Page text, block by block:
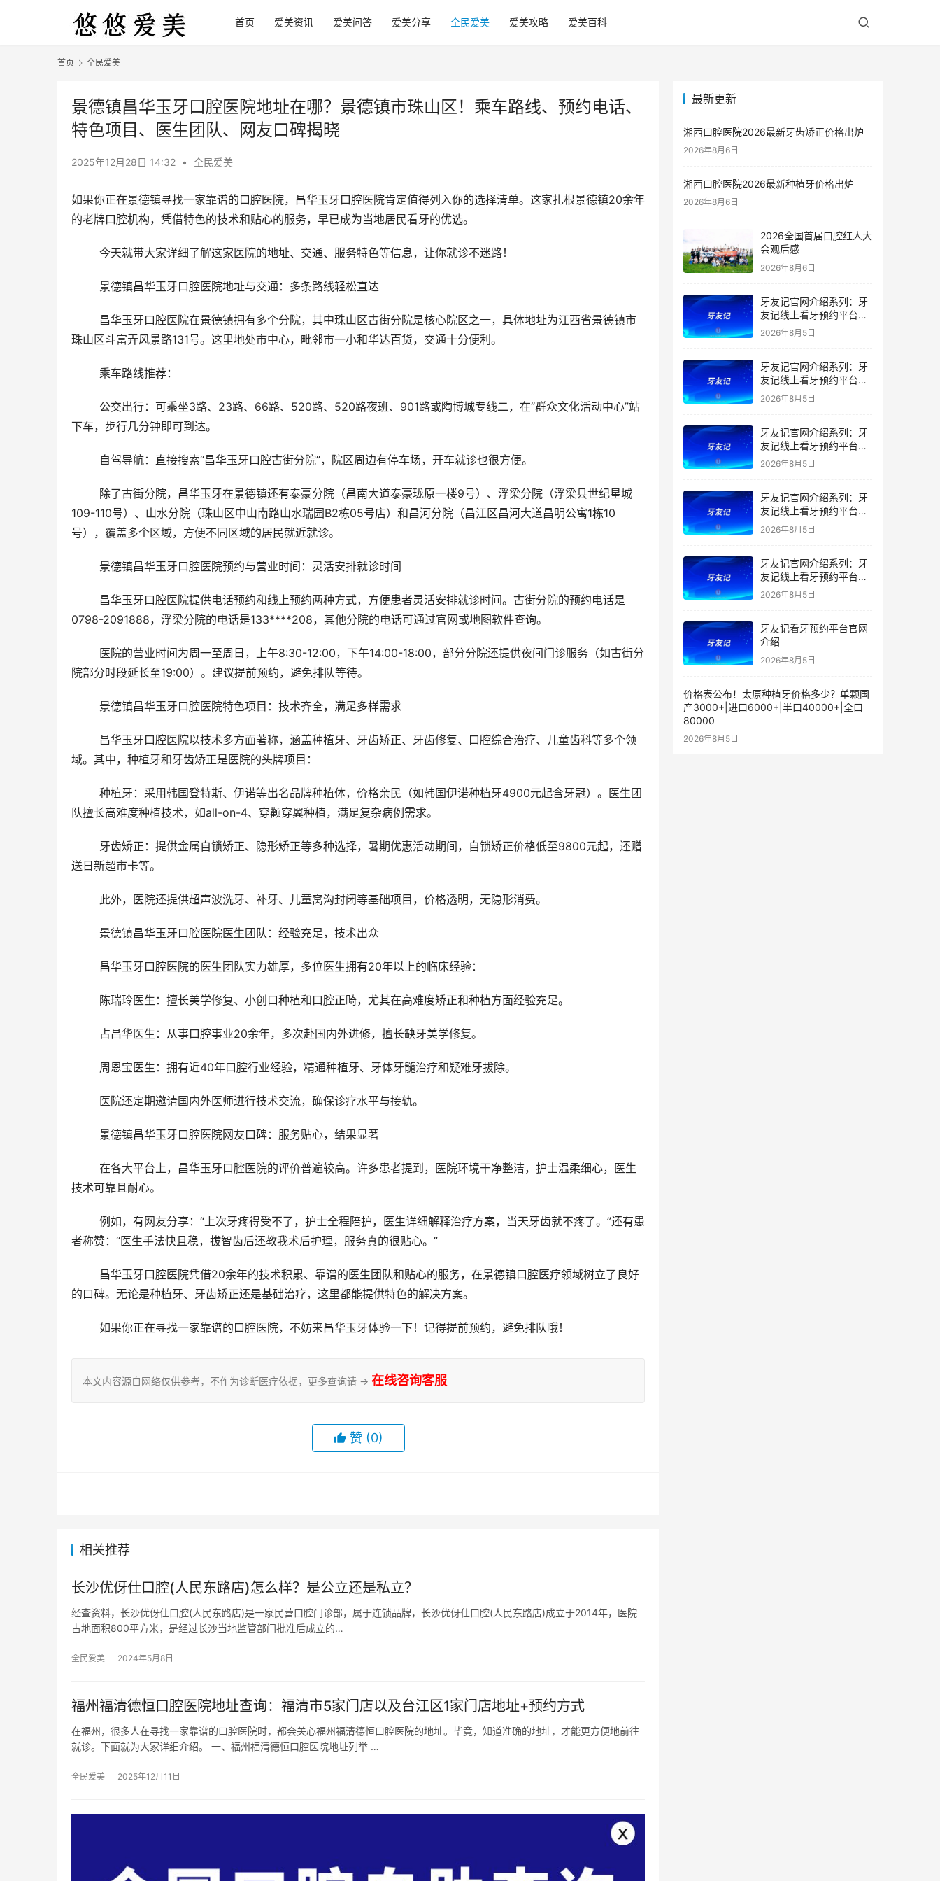
首页 爱美资讯 爱美问答 爱美分享 全民爱美 爱美攻略 爱美百科
首页 全民爱美
景德镇昌华玉牙口腔医院地址在哪？景德镇市珠山区！乘车路线、预约电话、
特色项目、医生团队、网友口碑揭晓
2025年12月28日 14:32 • 全民爱美
如果你正在景德镇寻找一家靠谱的口腔医院，昌华玉牙口腔医院肯定值得列入你的选择清单。这家扎根景德镇20余年
的老牌口腔机构，凭借特色的技术和贴心的服务，早已成为当地居民看牙的优选。
	今天就带大家详细了解这家医院的地址、交通、服务特色等信息，让你就诊不迷路！
	景德镇昌华玉牙口腔医院地址与交通：多条路线轻松直达
珠山区斗富弄风景路131号。这里地处市中心，毗邻市一小和华达百货，交通十分便利。
	乘车路线推荐：
下车，步行几分钟即可到达。
	自驾导航：直接搜索“昌华玉牙口腔古街分院”，院区周边有停车场，开车就诊也很方便。
109-110号）、山水分院（珠山区中山南路山水瑞园B2栋05号店）和昌河分院（昌江区昌河大道昌明公寓1栋10
号），覆盖多个区域，方便不同区域的居民就近就诊。
	景德镇昌华玉牙口腔医院预约与营业时间：灵活安排就诊时间
0798-2091888，浮梁分院的电话是133****208，其他分院的电话可通过官网或地图软件查询。
院部分时段延长至19:00）。建议提前预约，避免排队等待。
	景德镇昌华玉牙口腔医院特色项目：技术齐全，满足多样需求
域。其中，种植牙和牙齿矫正是医院的头牌项目：
队擅长高难度种植技术，如all-on-4、穿颧穿翼种植，满足复杂病例需求。
送日新超市卡等。
	此外，医院还提供超声波洗牙、补牙、儿童窝沟封闭等基础项目，价格透明，无隐形消费。
	景德镇昌华玉牙口腔医院医生团队：经验充足，技术出众
	昌华玉牙口腔医院的医生团队实力雄厚，多位医生拥有20年以上的临床经验：
	陈瑞玲医生：擅长美学修复、小创口种植和口腔正畸，尤其在高难度矫正和种植方面经验充足。
	占昌华医生：从事口腔事业20余年，多次赴国内外进修，擅长缺牙美学修复。
	周恩宝医生：拥有近40年口腔行业经验，精通种植牙、牙体牙髓治疗和疑难牙拔除。
	医院还定期邀请国内外医师进行技术交流，确保诊疗水平与接轨。
	景德镇昌华玉牙口腔医院网友口碑：服务贴心，结果显著
技术可靠且耐心。
者称赞：“医生手法快且稳，拔智齿后还教我术后护理，服务真的很贴心。”
的口碑。无论是种植牙、牙齿矫正还是基础治疗，这里都能提供特色的解决方案。
	如果你正在寻找一家靠谱的口腔医院，不妨来昌华玉牙体验一下！记得提前预约，避免排队哦！
本文内容源自网络仅供参考，不作为诊断医疗依据，更多查询请 → 在线咨询客服
赞 (0)
相关推荐
长沙优伢仕口腔(人民东路店)怎么样？是公立还是私立？
经查资料，长沙优伢仕口腔(人民东路店)是一家民营口腔门诊部，属于连锁品牌，长沙优伢仕口腔(人民东路店)成立于2014年，医院
占地面积800平方米，是经过长沙当地监管部门批准后成立的…
全民爱美 2024年5月8日
福州福清德恒口腔医院地址查询：福清市5家门店以及台江区1家门店地址+预约方式
在福州，很多人在寻找一家靠谱的口腔医院时，都会关心福州福清德恒口腔医院的地址。毕竟，知道准确的地址，才能更方便地前往
就诊。下面就为大家详细介绍。 一、福州福清德恒口腔医院地址列举 …
全民爱美 2025年12月11日
最新更新
湘西口腔医院2026最新牙齿矫正价格出炉
2026年8月6日
湘西口腔医院2026最新种植牙价格出炉
2026年8月6日
2026全国首届口腔红人大
会观后感
2026年8月6日
牙友记官网介绍系列：牙
友记线上看牙预约平台是
干什么的？靠谱吗？
2026年8月5日
牙友记官网介绍系列：牙
友记线上看牙预约平台让
看牙不再靠运气
2026年8月5日
牙友记官网介绍系列：牙
友记线上看牙预约平台打
破口腔行业专业壁垒新手
2026年8月5日
牙友记官网介绍系列：牙
友记线上看牙预约平台落
地同城就诊经验打破未知
2026年8月5日
牙友记官网介绍系列：牙
友记线上看牙预约平台的
优势在哪里？
2026年8月5日
牙友记看牙预约平台官网
介绍
2026年8月5日
价格表公布！太原种植牙价格多少？单颗国
产3000+|进口6000+|半口40000+|全口
80000
2026年8月5日